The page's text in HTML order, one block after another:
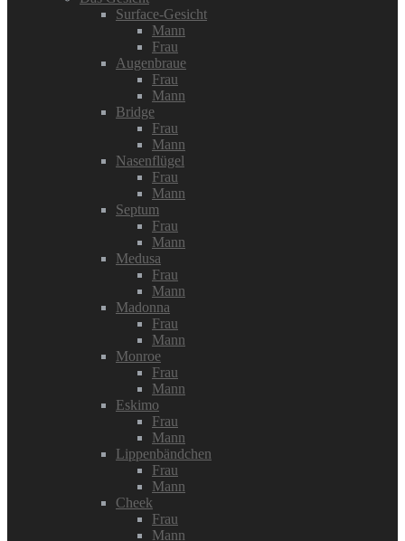
Surface-Gesicht
Mann
Frau
Augenbraue
Frau
Mann
Bridge
Frau
Mann
Nasenflügel
Frau
Mann
Septum
Frau
Mann
Medusa
Frau
Mann
Madonna
Frau
Mann
Monroe
Frau
Mann
Eskimo
Frau
Mann
Lippenbändchen
Frau
Mann
Cheek
Frau
Mann